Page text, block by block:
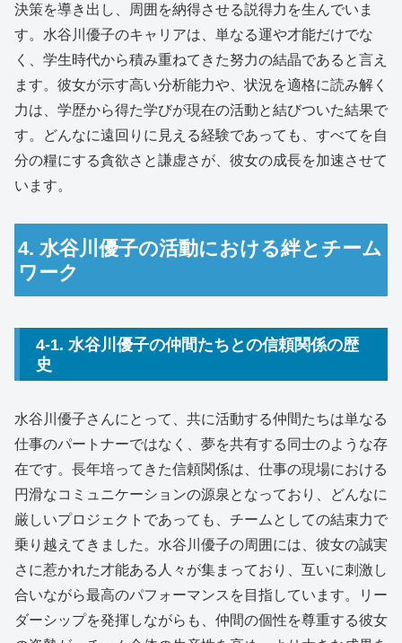
決策を導き出し、周囲を納得させる説得力を生んでいま
す。水谷川優子のキャリアは、単なる運や才能だけでな
く、学生時代から積み重ねてきた努力の結晶であると言え
ます。彼女が示す高い分析能力や、状況を適格に読み解く
力は、学歴から得た学びが現在の活動と結びついた結果で
す。どんなに遠回りに見える経験であっても、すべてを自
分の糧にする貪欲さと謙虚さが、彼女の成長を加速させて
います。
4. 水谷川優子の活動における絆とチーム
ワーク
4-1. 水谷川優子の仲間たちとの信頼関係の歴
史
水谷川優子さんにとって、共に活動する仲間たちは単なる
仕事のパートナーではなく、夢を共有する同士のような存
在です。長年培ってきた信頼関係は、仕事の現場における
円滑なコミュニケーションの源泉となっており、どんなに
厳しいプロジェクトであっても、チームとしての結束力で
乗り越えてきました。水谷川優子の周囲には、彼女の誠実
さに惹かれた才能ある人々が集まっており、互いに刺激し
合いながら最高のパフォーマンスを目指しています。リー
ダーシップを発揮しながらも、仲間の個性を尊重する彼女